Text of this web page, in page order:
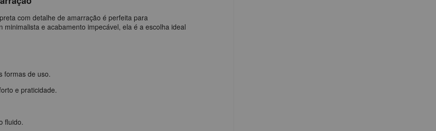
com detalhe de amarração é perfeita para
e acabamento impecável, ela é a escolha ideal
formas de uso.
e praticidade.
fluido.